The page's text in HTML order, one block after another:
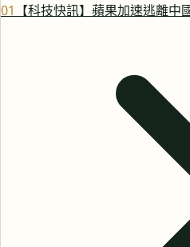
01 【科技快訊】蘋果加速逃離